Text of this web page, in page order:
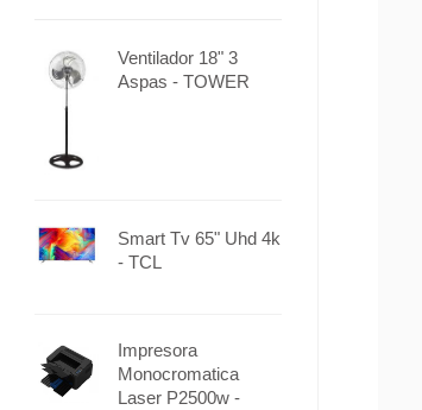
Ventilador 18" 3
Aspas - TOWER
Smart Tv 65" Uhd 4k
- TCL
Impresora
Monocromatica
Laser P2500w -